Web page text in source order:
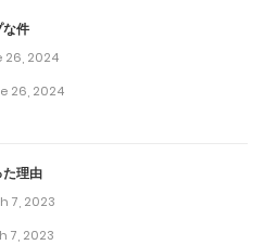
な件
26, 2024
26, 2024
理由
7, 2023
7, 2023